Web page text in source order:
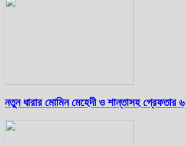
নতুন ধারার মোমিন মেহেদী ও শান্তাসহ গ্রেফতার ৬